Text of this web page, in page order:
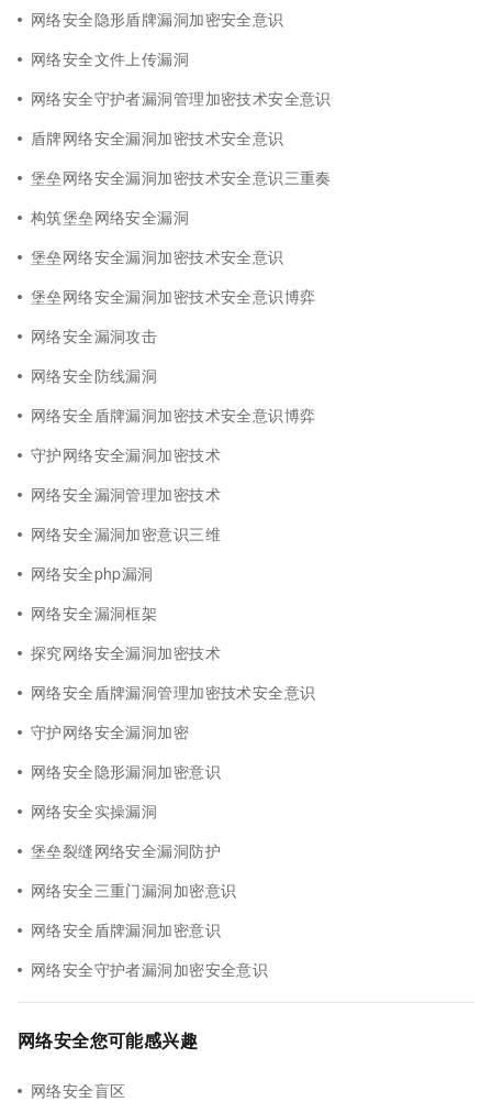
网络安全隐形盾牌漏洞加密安全意识
网络安全文件上传漏洞
网络安全守护者漏洞管理加密技术安全意识
盾牌网络安全漏洞加密技术安全意识
堡垒网络安全漏洞加密技术安全意识三重奏
构筑堡垒网络安全漏洞
堡垒网络安全漏洞加密技术安全意识
堡垒网络安全漏洞加密技术安全意识博弈
网络安全漏洞攻击
网络安全防线漏洞
网络安全盾牌漏洞加密技术安全意识博弈
守护网络安全漏洞加密技术
网络安全漏洞管理加密技术
网络安全漏洞加密意识三维
网络安全php漏洞
网络安全漏洞框架
探究网络安全漏洞加密技术
网络安全盾牌漏洞管理加密技术安全意识
守护网络安全漏洞加密
网络安全隐形漏洞加密意识
网络安全实操漏洞
堡垒裂缝网络安全漏洞防护
网络安全三重门漏洞加密意识
网络安全盾牌漏洞加密意识
网络安全守护者漏洞加密安全意识
网络安全您可能感兴趣
网络安全盲区